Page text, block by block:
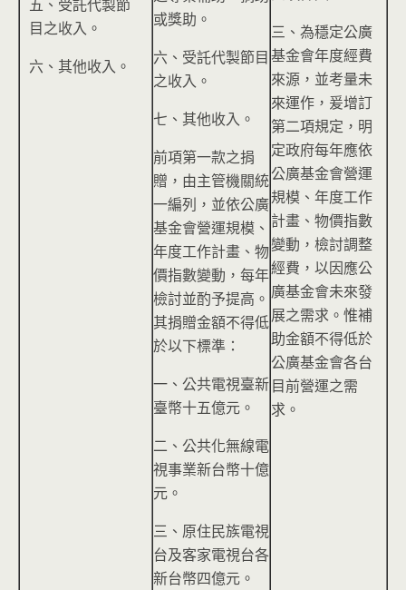
五、受託代製節
目之收入。
六、其他收入。
或獎助。
六、受託代製節目
之收入。
七、其他收入。
前項第一款之捐
贈，由主管機關統
一編列，並依公廣
基金會營運規模、
年度工作計畫、物
價指數變動，每年
檢討並酌予提高。
其捐贈金額不得低
於以下標準：
一、公共電視臺新
臺幣十五億元。
二、公共化無線電
視事業新台幣十億
元。
三、原住民族電視
台及客家電視台各
新台幣四億元。
三、為穩定公廣
基金會年度經費
來源，並考量未
來運作，爰增訂
第二項規定，明
定政府每年應依
公廣基金會營運
規模、年度工作
計畫、物價指數
變動，檢討調整
經費，以因應公
廣基金會未來發
展之需求。惟補
助金額不得低於
公廣基金會各台
目前營運之需
求。